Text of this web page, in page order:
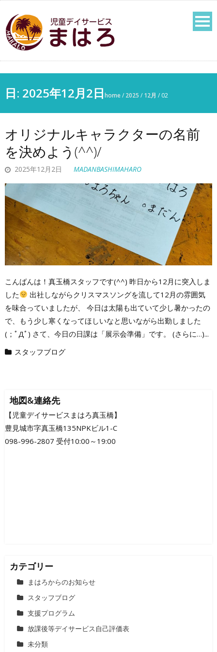
日: 2025年12月2日home/ 2025 / 12月 / 02
オリジナルキャラクターの名前
を決めよう(^^)/
2025年12月2日 MADANBASHIMAHARO
こんばんは！真玉橋スタッフです(^^) 昨日から12月に突入しま
した
出社しながらクリスマスソングを流して12月の雰囲気
を味合っていましたが、 今日は太陽も出ていて少し暑かったの
で、もう少し寒くなってほしいなと思いながら出勤しました
(；ﾟДﾟ) さて、今日の日課は「展示会準備」です。 (さらに…)...
スタッフブログ
地図&連絡先
【児童デイサービスまはろ真玉橋】
豊見城市字真玉橋135NPKビル1-C
098-996-2807 受付10:00～19:00
カテゴリー
まはろからのお知らせ
スタッフブログ
支援プログラム
放課後等デイサービス自己評価表
未分類